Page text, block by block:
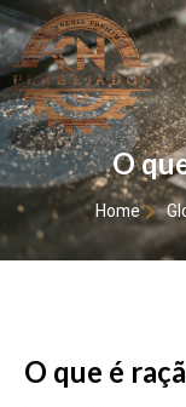
O
Home
O que é